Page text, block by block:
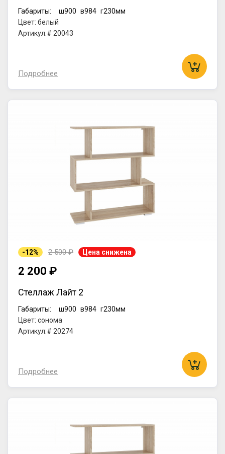
Габариты: ш900 в984 г230мм
Цвет: белый
Артикул:# 20043
Подробнее
-12% 2 500 ₽ Цена снижена
2 200 ₽
Стеллаж Лайт 2
Габариты: ш900 в984 г230мм
Цвет: сонома
Артикул:# 20274
Подробнее